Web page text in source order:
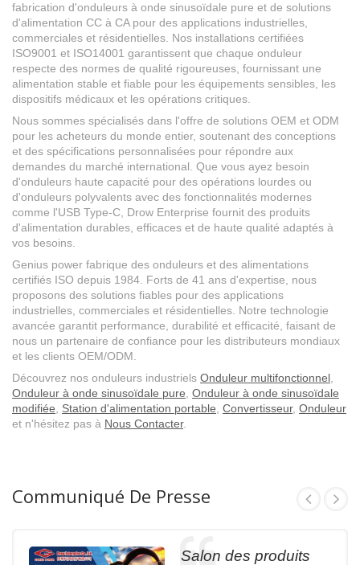
fabrication d'onduleurs à onde sinusoïdale pure et de solutions
d'alimentation CC à CA pour des applications industrielles,
commerciales et résidentielles. Nos installations certifiées
ISO9001 et ISO14001 garantissent que chaque onduleur
respecte des normes de qualité rigoureuses, fournissant une
alimentation stable et fiable pour les équipements sensibles, les
dispositifs médicaux et les opérations critiques.
Nous sommes spécialisés dans l'offre de solutions OEM et ODM
pour les acheteurs du monde entier, soutenant des conceptions
et des spécifications personnalisées pour répondre aux
demandes du marché international. Que vous ayez besoin
d'onduleurs haute capacité pour des opérations lourdes ou
d'onduleurs polyvalents avec des fonctionnalités modernes
comme l'USB Type-C, Drow Enterprise fournit des produits
d'alimentation durables, efficaces et de haute qualité adaptés à
vos besoins.
Genius power fabrique des onduleurs et des alimentations
certifiés ISO depuis 1984. Forts de 41 ans d'expertise, nous
proposons des solutions fiables pour des applications
industrielles, commerciales et résidentielles. Notre technologie
avancée garantit performance, durabilité et efficacité, faisant de
nous un partenaire de confiance pour les distributeurs mondiaux
et les clients OEM/ODM.
Découvrez nos onduleurs industriels Onduleur multifonctionnel
Onduleur à onde sinusoïdale pure Onduleur à onde sinusoïdale
modifiée
Station d'alimentation portable Convertisseur, Onduleur
et n'hésitez pas à Nous Contacter.
Communiqué De Presse
Salon des produits